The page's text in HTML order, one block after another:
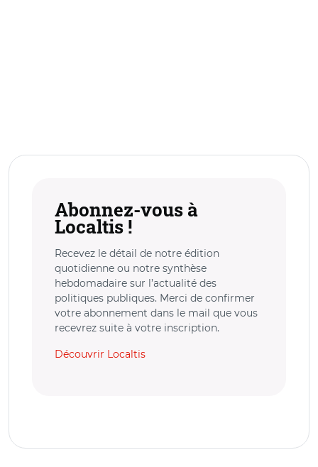
Abonnez-vous à
Localtis !
Recevez le détail de notre édition
quotidienne ou notre synthèse
hebdomadaire sur l’actualité des
politiques publiques. Merci de confirmer
votre abonnement dans le mail que vous
recevrez suite à votre inscription.
Découvrir Localtis